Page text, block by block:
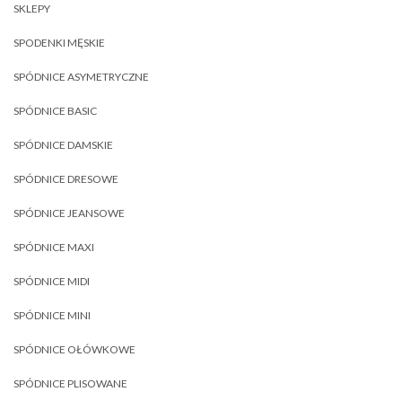
SKLEPY
SPODENKI MĘSKIE
SPÓDNICE ASYMETRYCZNE
SPÓDNICE BASIC
SPÓDNICE DAMSKIE
SPÓDNICE DRESOWE
SPÓDNICE JEANSOWE
SPÓDNICE MAXI
SPÓDNICE MIDI
SPÓDNICE MINI
SPÓDNICE OŁÓWKOWE
SPÓDNICE PLISOWANE